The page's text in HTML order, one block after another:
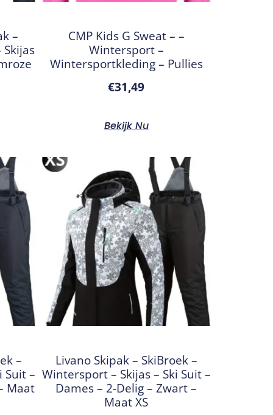
–
CMP Kids G Sweat – –
Wintersport –
Wintersportkleding – Pullies
€31,49
Bekijk Nu
–
Suit –
Maat
Livano Skipak – SkiBroek –
Wintersport – Skijas – Ski Suit –
Dames – 2-Delig – Zwart –
Maat XS